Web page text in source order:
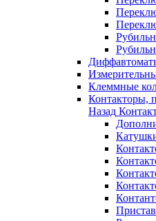
Клеммные
Контакторы,
Назад